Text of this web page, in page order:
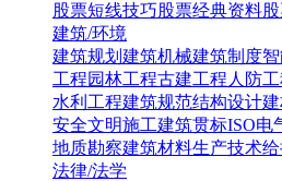
股票短线技巧股票经典资料
建筑/环境
建筑规划 建筑机械建筑制度
工程园林工程古建工程 人防
水利工程建筑规范结构设计
安全文明施工建筑贯标ISO电
地质勘察建筑材料生产技术
法律/法学